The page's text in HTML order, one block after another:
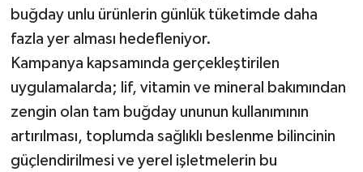
buğday unlu ürünlerin günlük tüketimde daha
fazla yer alması hedefleniyor.
Kampanya kapsamında gerçekleştirilen
uygulamalarda; lif, vitamin ve mineral bakımından
zengin olan tam buğday ununun kullanımının
artırılması, toplumda sağlıklı beslenme bilincinin
güçlendirilmesi ve yerel işletmelerin bu